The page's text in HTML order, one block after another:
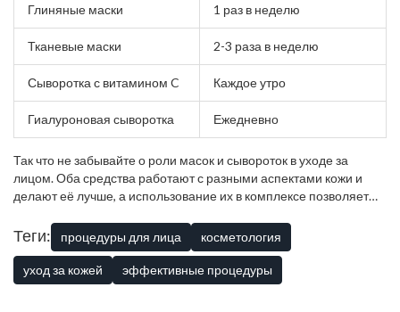
Глиняные маски 1 раз в неделю
Тканевые маски 2-3 раза в неделю
Сыворотка с витамином C Каждое утро
Гиалуроновая сыворотка Ежедневно
Так что не забывайте о роли масок и сывороток в уходе за
лицом. Оба средства работают с разными аспектами кожи и
делают её лучше, а использование их в комплексе позволяет
Теги: процедуры для лица косметология
уход за кожей эффективные процедуры